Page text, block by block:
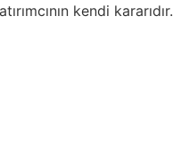
kendi kararıdır.